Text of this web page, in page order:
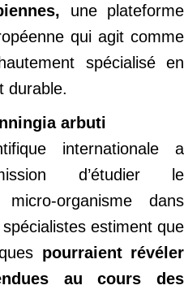
une plateforme
qui agit comme
spécialisé en
durable.
arbuti
internationale a
d’étudier le
organisme dans
estiment que
pourraient révéler
au cours des